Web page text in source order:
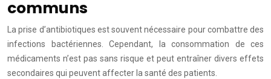
communs
La prise d’antibiotiques est souvent nécessaire pour combattre des
infections bactériennes. Cependant, la consommation de ces
médicaments n’est pas sans risque et peut entraîner divers effets
secondaires qui peuvent affecter la santé des patients.